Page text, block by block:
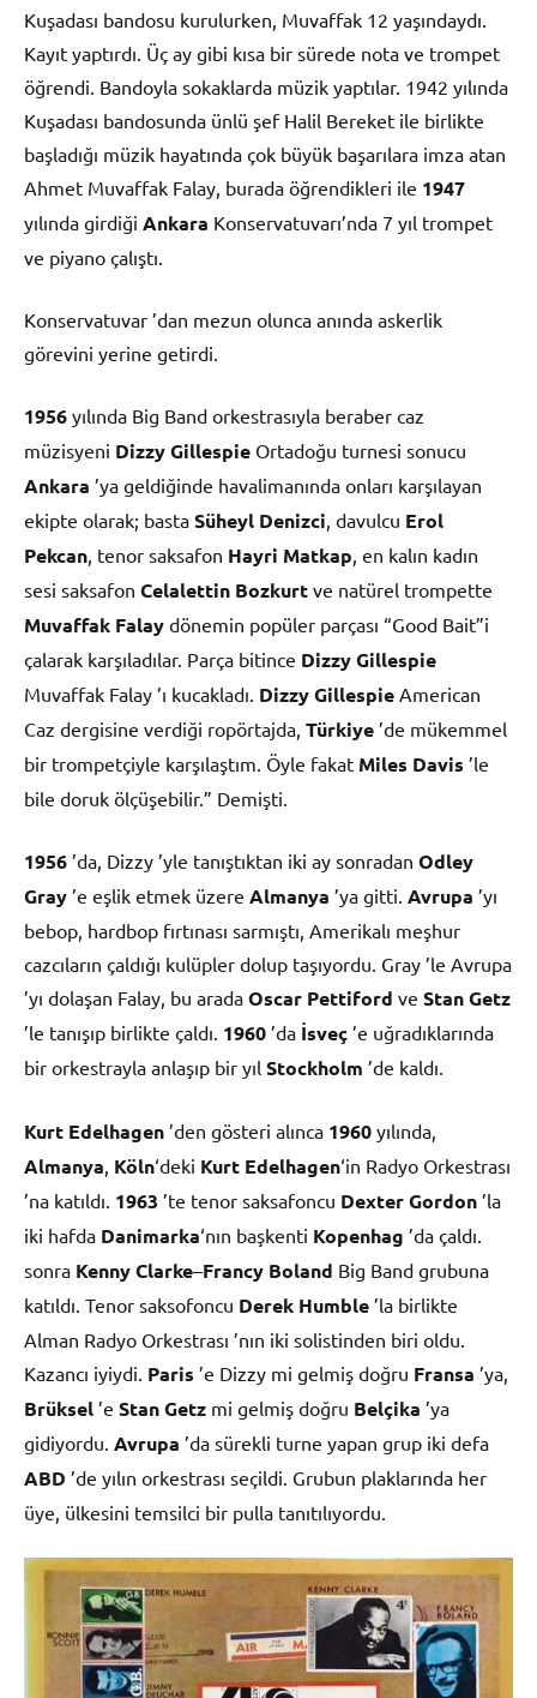
Kuşadası bandosu kurulurken, Muvaffak 12 yaşındaydı.
Kayıt yaptırdı. Üç ay gibi kısa bir sürede nota ve trompet
öğrendi. Bandoyla sokaklarda müzik yaptılar. 1942 yılında
Kuşadası bandosunda ünlü şef Halil Bereket ile birlikte
başladığı müzik hayatında çok büyük başarılara imza atan
Ahmet Muvaffak Falay, burada öğrendikleri ile 1947
yılında girdiği Ankara Konservatuvarı’nda 7 yıl trompet
ve piyano çalıştı.
Konservatuvar ’dan mezun olunca anında askerlik
görevini yerine getirdi.
1956 yılında Big Band orkestrasıyla beraber caz
müzisyeni Dizzy Gillespie Ortadoğu turnesi sonucu
Ankara ’ya geldiğinde havalimanında onları karşılayan
ekipte olarak; basta Süheyl Denizci , davulcu Erol
Pekcan , tenor saksafon Hayri Matkap , en kalın kadın
sesi saksafon Celalettin Bozkurt ve natürel trompette
Muvaffak Falay dönemin popüler parçası “Good Bait”i
çalarak karşıladılar. Parça bitince Dizzy Gillespie
Muvaffak Falay ’ı kucakladı. Dizzy Gillespie American
Caz dergisine verdiği ropörtajda, Türkiye ’de mükemmel
bir trompetçiyle karşılaştım. Öyle fakat Miles Davis ’le
bile doruk ölçüşebilir.” Demişti.
1956 ’da, Dizzy ’yle tanıştıktan iki ay sonradan Odley
Gray ’e eşlik etmek üzere Almanya ’ya gitti. Avrupa ’yı
bebop, hardbop fırtınası sarmıştı, Amerikalı meşhur
cazcıların çaldığı kulüpler dolup taşıyordu. Gray ’le Avrupa
’yı dolaşan Falay, bu arada Oscar Pettiford ve Stan Getz
’le tanışıp birlikte çaldı. 1960 ’da İsveç ’e uğradıklarında
bir orkestrayla anlaşıp bir yıl Stockholm ’de kaldı.
Kurt Edelhagen ’den gösteri alınca 1960 yılında,
Almanya Köln‘deki Kurt Edelhagen‘in Radyo Orkestrası
’na katıldı. 1963 ’te tenor saksafoncu Dexter Gordon ’la
iki hafda Danimarka‘nın başkenti Kopenhag ’da çaldı.
sonra Kenny Clarke–Francy Boland Big Band grubuna
katıldı. Tenor saksofoncu Derek Humble ’la birlikte
Alman Radyo Orkestrası ’nın iki solistinden biri oldu.
Kazancı iyiydi. Paris ’e Dizzy mi gelmiş doğru Fransa ’ya,
Brüksel ’e Stan Getz mi gelmiş doğru Belçika ’ya
gidiyordu. Avrupa ’da sürekli turne yapan grup iki defa
ABD ’de yılın orkestrası seçildi. Grubun plaklarında her
üye, ülkesini temsilci bir pulla tanıtılıyordu.